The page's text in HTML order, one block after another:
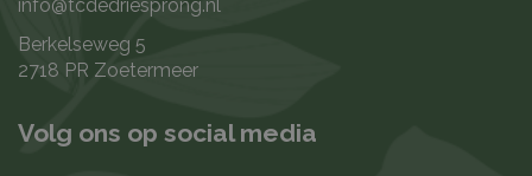
info@tcdedriesprong.nl
Berkelseweg 5
2718 PR Zoetermeer
Volg ons op social media